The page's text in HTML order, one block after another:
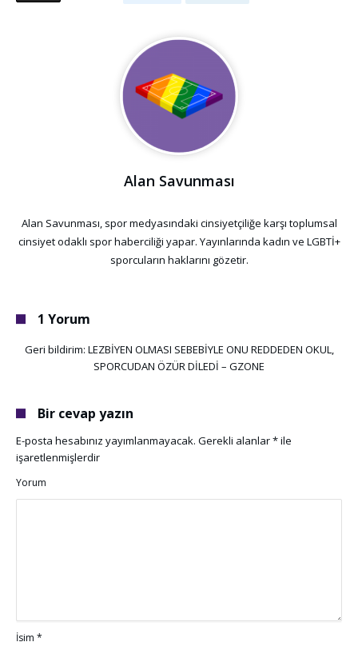
Alan Savunması
Alan Savunması, spor medyasındaki cinsiyetçiliğe karşı toplumsal
cinsiyet odaklı spor haberciliği yapar. Yayınlarında kadın ve LGBTİ+
sporcuların haklarını gözetir.
1 Yorum
Geri bildirim: LEZBİYEN OLMASI SEBEBİYLE ONU REDDEDEN OKUL,
SPORCUDAN ÖZÜR DİLEDİ – GZONE
Bir cevap yazın
E-posta hesabınız yayımlanmayacak. Gerekli alanlar*ile
işaretlenmişlerdir
Yorum
İsim *